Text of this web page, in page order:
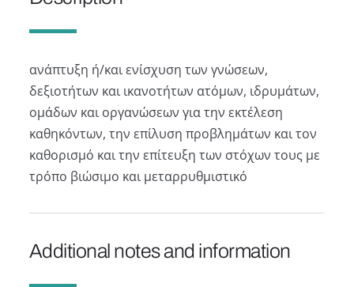
ανάπτυξη ή/και ενίσχυση των γνώσεων,
δεξιοτήτων και ικανοτήτων ατόμων, ιδρυμάτων,
ομάδων και οργανώσεων για την εκτέλεση
καθηκόντων, την επίλυση προβλημάτων και τον
καθορισμό και την επίτευξη των στόχων τους με
τρόπο βιώσιμο και μεταρρυθμιστικό
Additional notes and information